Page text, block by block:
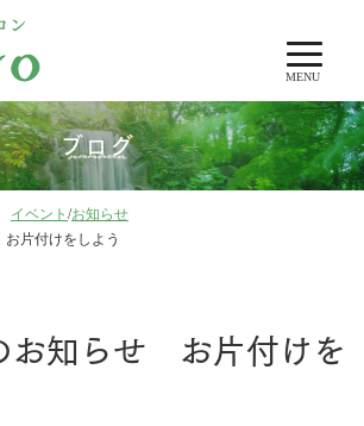
MENU
ブログ
イベント /お知らせ
片付けをしよう
お知らせ お片付けを